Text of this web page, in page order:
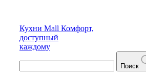
Кухни Mall Комфорт,
доступный
каждому
Поиск